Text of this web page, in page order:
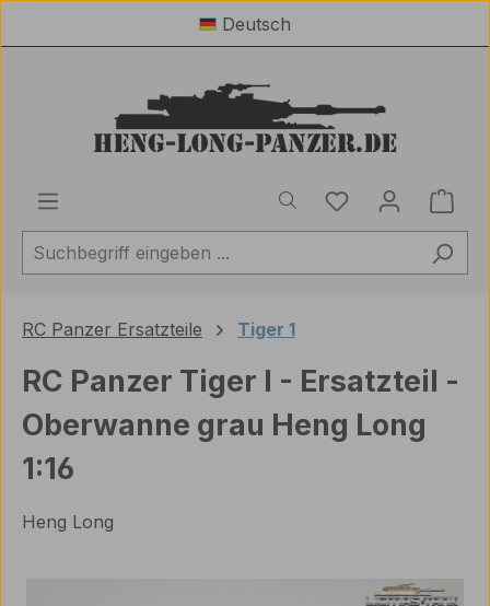
Zum Hauptinhalt springenDeutsch
Du hast 0
RC Panzer Ersatzteile Tiger 1
RC Panzer Tiger I - Ersatzteil -
Oberwanne grau Heng Long
1:16
Heng Long